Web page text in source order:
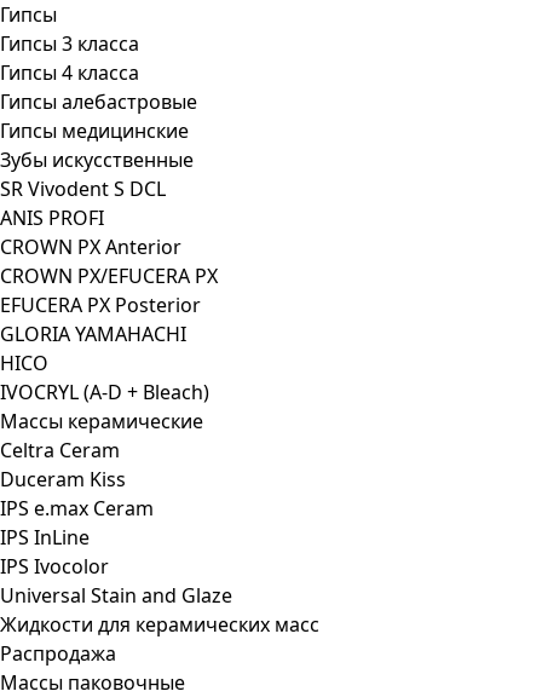
Гипсы
Гипсы 3 класса
Гипсы 4 класса
Гипсы алебастровые
Гипсы медицинские
Зубы искусственные
SR Vivodent S DCL
ANIS PROFI
CROWN PX Anterior
CROWN PX/EFUCERA PX
EFUCERA PX Posterior
GLORIA YAMAHACHI
HICO
IVOCRYL (A-D + Bleach)
Массы керамические
Celtra Ceram
Duceram Kiss
IPS e.max Ceram
IPS InLine
IPS Ivocolor
Universal Stain and Glaze
Жидкости для керамических масс
Распродажа
Массы паковочные